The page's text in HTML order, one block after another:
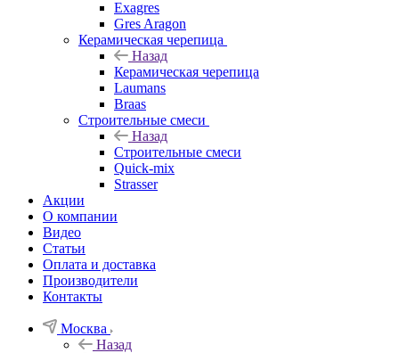
Exagres
Gres Aragon
Керамическая черепица
Назад
Керамическая черепица
Laumans
Braas
Строительные смеси
Назад
Строительные смеси
Quick-mix
Strasser
Акции
О компании
Видео
Статьи
Оплата и доставка
Производители
Контакты
Москва
Назад